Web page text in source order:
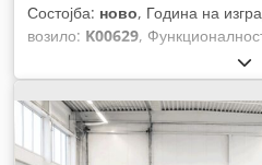
Состојба: ново, Година на
возило: K00629,
3
напон:400 V, влезна
висина на сечење:320 мм,
320 мм, тип на управување:
висина:2.100 мм , вкупна